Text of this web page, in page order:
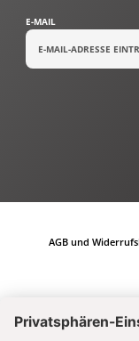
E-MAIL
AGB und
Vertrag